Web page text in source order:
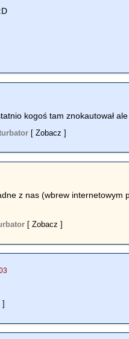
kogoś tam znokautował
[ Zobacz ]
z nas (wbrew
[ Zobacz ]
]